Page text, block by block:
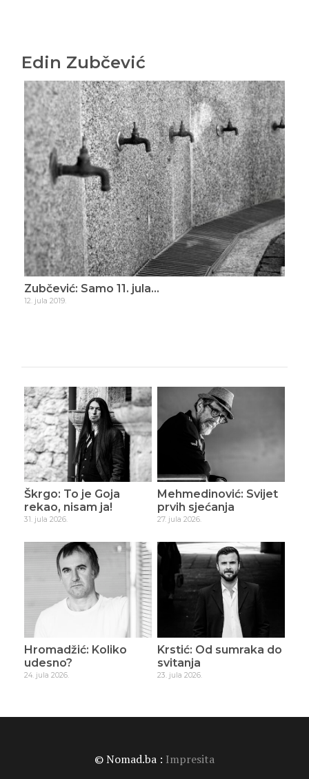
Edin Zubčević
Zubčević: Samo 11. jula…
12. jula 2019.
Škrgo: To je Goja
rekao, nisam ja!
31. jula 2026.
Mehmedinović: Svijet
prvih sjećanja
27. jula 2026.
Hromadžić: Koliko
udesno?
24. jula 2026.
Krstić: Od sumraka do
svitanja
23. jula 2026.
© Nomad.ba : Impresita